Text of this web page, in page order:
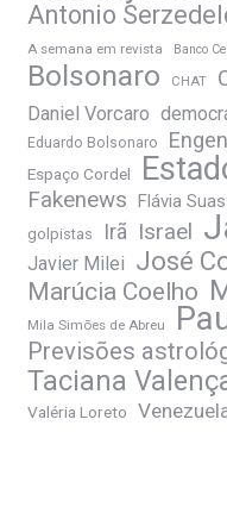
Antonio
A semana em revista Banco
Bolsonaro CHAT
Daniel Vorcaro
Eduardo Bolsonaro
Espaço Cordel
Fakenews Flávia
golpistas Irã Israel
Javier Milei José
Marúcia Coelho
Mila Simões de Abreu
Previsões
Taciana
Valéria Loreto